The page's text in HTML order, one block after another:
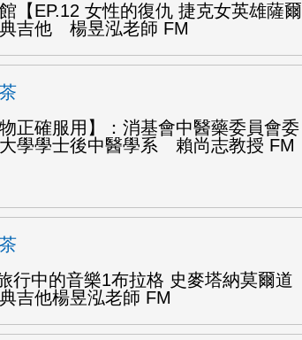
【EP.12 女性的復仇 捷克女英雄薩爾
吉他 楊昱泓老師 FM
物正確服用】：消基會中醫藥委員會委
學學士後中醫學系 賴尚志教授 FM
旅行中的音樂1布拉格 史麥塔納莫爾道
吉他楊昱泓老師 FM